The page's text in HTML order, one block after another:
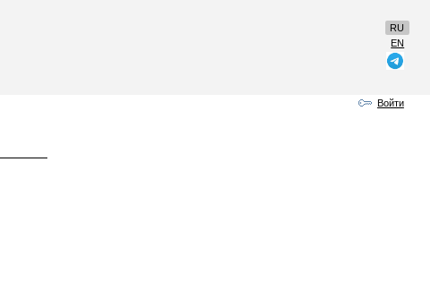
RU
EN
Войти